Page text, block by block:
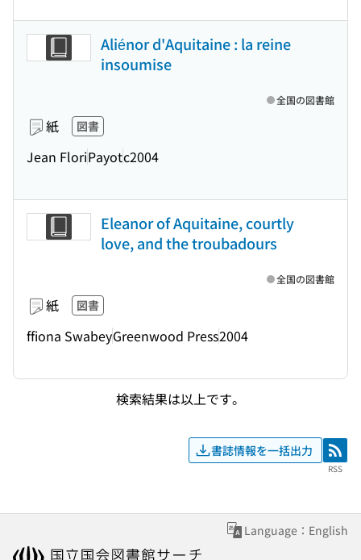
Aliénor d'Aquitaine : la reine
insoumise
紙 図書
Jean FloriPayotc2004
全国の図書館
Eleanor of Aquitaine, courtly
love, and the troubadours
紙 図書
ffiona SwabeyGreenwood Press2004
全国の図書館
検索結果は以上です。
書誌情報を一括出力 RSS
RSS
Language：English